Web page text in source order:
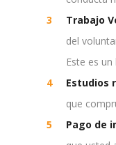
Trabajo
del
Este es
Estudios
que
Pago de